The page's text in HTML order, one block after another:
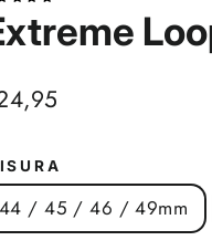
44 / 45 / 46 / 49mm